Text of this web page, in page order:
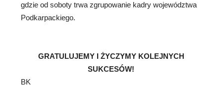
gdzie od soboty trwa zgrupowanie kadry województwa
Podkarpackiego.
GRATULUJEMY I ŻYCZYMY KOLEJNYCH
SUKCESÓW!
BK